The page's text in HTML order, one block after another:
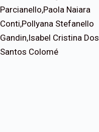
Parcianello,Paola Naiara
Conti,Pollyana Stefanello
Gandin,Isabel Cristina Dos
Santos Colomé